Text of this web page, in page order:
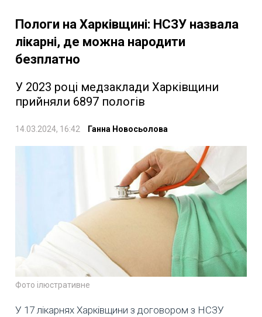
Пологи на Харківщині: НСЗУ назвала
лікарні, де можна народити
безплатно
У 2023 році медзаклади Харківщини
прийняли 6897 пологів
14.03.2024, 16:42 Ганна Новосьолова
Фото ілюстративне
У 17 лікарнях Харківщини з договором з НСЗУ